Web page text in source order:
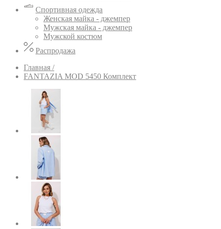
Спортивная одежда
Женская майка - джемпер
Мужская майка - джемпер
Мужской костюм
Распродажа
Главная /
FANTAZIA MOD 5450 Комплект